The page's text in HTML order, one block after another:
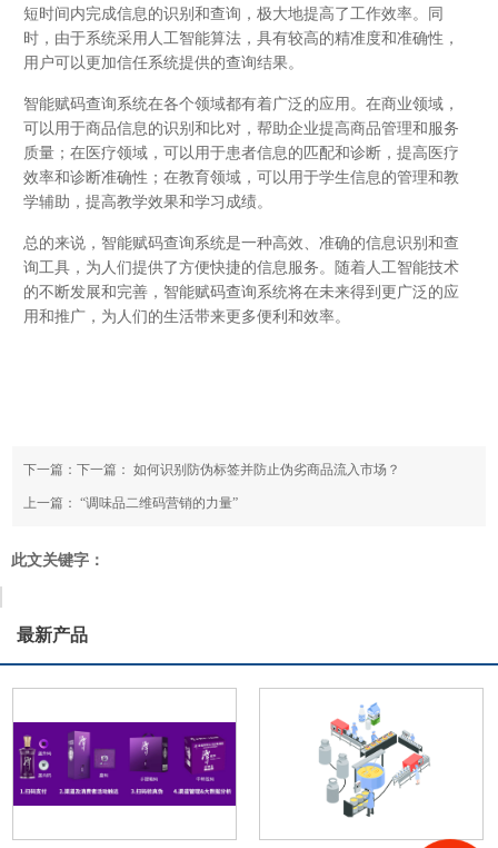
短时间内完成信息的识别和查询，极大地提高了工作效率。同
时，由于系统采用人工智能算法，具有较高的精准度和准确性，
用户可以更加信任系统提供的查询结果。
智能赋码查询系统在各个领域都有着广泛的应用。在商业领域，
可以用于商品信息的识别和比对，帮助企业提高商品管理和服务
质量；在医疗领域，可以用于患者信息的匹配和诊断，提高医疗
效率和诊断准确性；在教育领域，可以用于学生信息的管理和教
学辅助，提高教学效果和学习成绩。
总的来说，智能赋码查询系统是一种高效、准确的信息识别和查
询工具，为人们提供了方便快捷的信息服务。随着人工智能技术
的不断发展和完善，智能赋码查询系统将在未来得到更广泛的应
用和推广，为人们的生活带来更多便利和效率。
下一篇：下一篇：如何识别防伪标签并防止伪劣商品流入市场？
上一篇：“调味品二维码营销的力量”
此文关键字：
最新产品